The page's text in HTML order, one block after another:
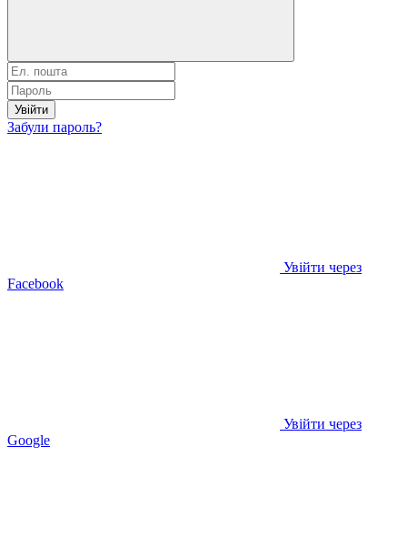
Увійти
Забули пароль?
Увійти через
Facebook
Увійти через
Google